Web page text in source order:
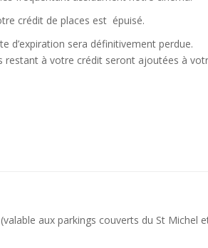
crédit de places est épuisé.
d’expiration sera définitivement perdue.
restant à votre crédit seront ajoutées à
aux parkings couverts du St Michel